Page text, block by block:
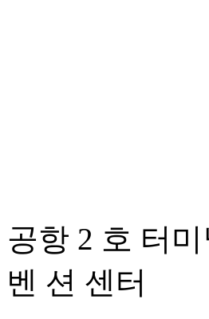
항 2 호 터
션 센터